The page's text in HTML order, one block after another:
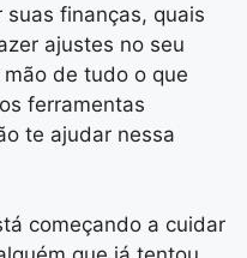
suas finanças, quais
ajustes no seu
de tudo o que
ferramentas
te ajudar nessa
começando a cuidar